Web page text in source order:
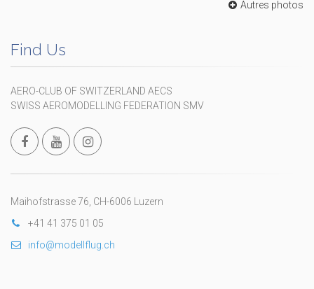
Autres photos
Find Us
AERO-CLUB OF SWITZERLAND AECS
SWISS AEROMODELLING FEDERATION SMV
Maihofstrasse 76, CH-6006 Luzern
+41 41 375 01 05
info@modellflug.ch